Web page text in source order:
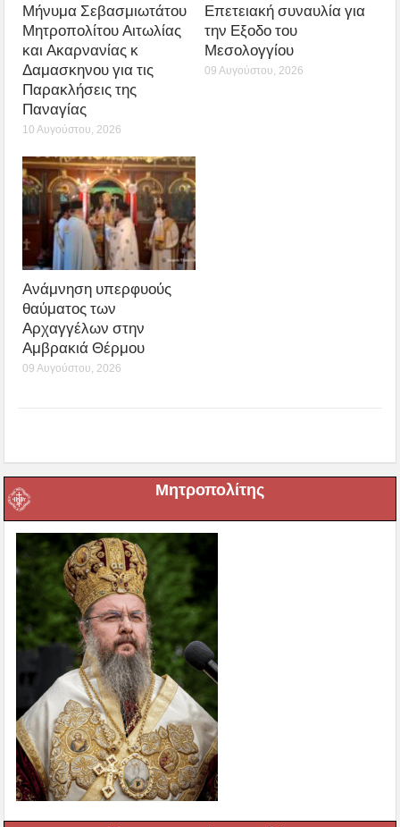
Μήνυμα Σεβασμιωτάτου
Μητροπολίτου Αιτωλίας
και Ακαρνανίας κ
Δαμασκηνου για τις
Παρακλήσεις της
Παναγίας
10 Αυγούστου, 2026
Επετειακή συναυλία για
την Εξοδο του
Μεσολογγίου
09 Αυγούστου, 2026
Ανάμνηση υπερφυούς
θαύματος των
Αρχαγγέλων στην
Αμβρακιά Θέρμου
09 Αυγούστου, 2026
Μητροπολίτης